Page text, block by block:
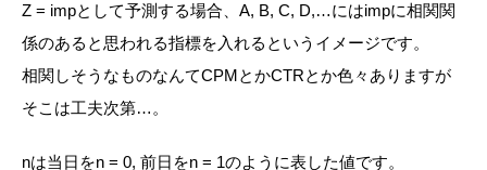
Z = impとして予測する場合、 A, B, C, D,…にはimpに相関関
係のあると思われる指標を入れるというイメージです。
相関しそうなものなんてCPMとかCTRとか色々ありますが
そこは工夫次第…。
nは当日をn = 0, 前日をn = 1のように表した値です。